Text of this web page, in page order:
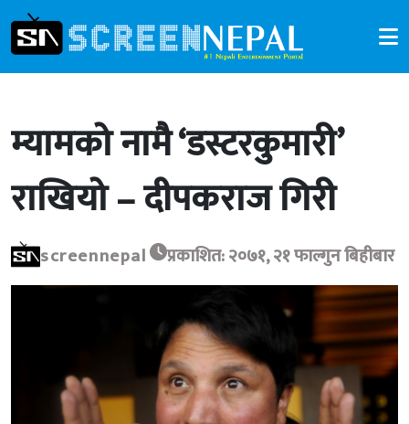
म्यामको नामै ‘डस्टरकुमारी’
राखियो – दीपकराज गिरी
screennepal प्रकाशित: २०७१, २१ फाल्गुन बिहीबार